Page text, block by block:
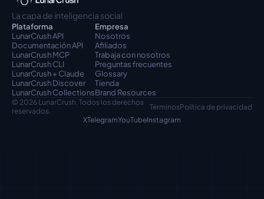
La capa de inteligencia social
Plataforma
LunarCrush API
Documentación API
LunarCrush MCP
LunarCrush CLI
LunarCrush + Claude
LunarCrush Discover
LunarCrush Collections
Empresa
Nosotros
Afiliados
Trabaja con nosotros
Preguntas frecuentes
Glossary
Tienda
Brand Resources
© 2026 LunarCrush. Todos los derechos
reservados.
TérminosPolítica de privacidad
XTelegramYouTubeInstagram